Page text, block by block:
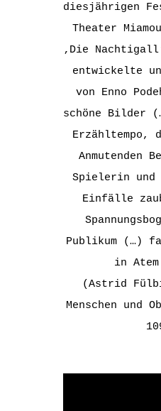
diesjährigen
Theater
‚Die
entwickelte
von Enno
schöne Bilder
Erzähltempo,
Anmutenden
Spielerin und
Einfälle
Publikum (…)
in
(Astrid
Menschen und